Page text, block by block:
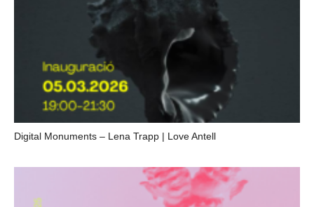
Digital Monuments – Lena Trapp | Love Antell